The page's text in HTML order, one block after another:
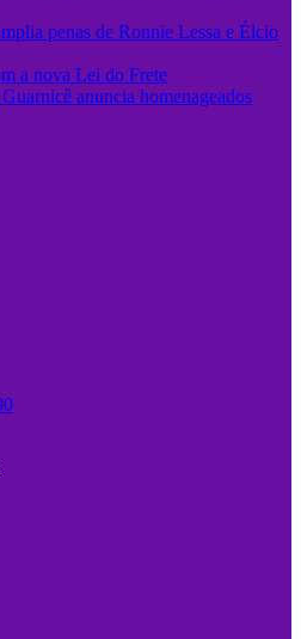
penas de Ronnie Lessa e Élcio
a nova Lei do Frete
anuncia homenageados